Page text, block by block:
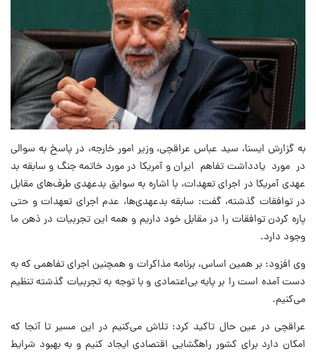
به گزارش ایسنا، سید عباس عراقچی، وزیر امور خارجه، در پاسخ به سوالی
در مورد یادداشت تفاهم ایران و آمریکا در مورد خاتمه جنگ و سابقه بد
عهدی آمریکا در اجرای تعهدات، با اشاره به سوابق بدعهدی طرف‌های مقابل
در توافقات گذشته، گفت: سابقه بدعهدی‌ها، عدم اجرای تعهدات و حتی
پاره کردن توافقات را در مقابل خود داریم و همه این تجربیات در ذهن ما
وجود دارد.
وی افزود: بر همین اساس، برنامه مذاکرات و همچنین اجرای تفاهمی که به
دست آمده است را بر پایه بی‌اعتمادی و با توجه به تجربیات گذشته تنظیم
می‌کنیم.
عراقچی در عین حال تاکید کرد: تلاش می‌کنیم در این مسیر تا آنجا که
امکان دارد برای کشور راهگشایی اقتصادی ایجاد کنیم و به بهبود شرایط